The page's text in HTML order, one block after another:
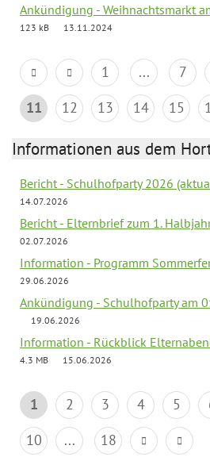
Ankündigung - Weihnachtsmarkt
123 kB
13.11.2024
1 ... 7
11
12 13 14 15
Informationen aus dem
Bericht - Schulhofparty 2026
14.07.2026
Bericht - Elternbrief zum 1.
02.07.2026
Information - Programm
29.06.2026
Ankündigung - Schulhofparty am
19.06.2026
Information - Rückblick
4.3 MB
15.06.2026
1 2 3 4 5
10
... 18